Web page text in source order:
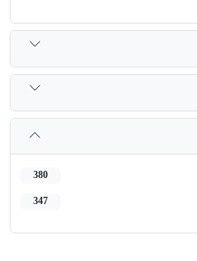
380
347